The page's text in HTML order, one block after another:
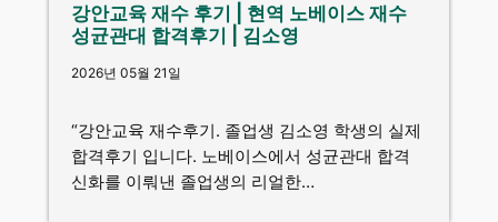
강안교육 재수 후기 | 현역 노베이스 재수
성균관대 합격후기 | 김소영
2026년 05월 21일
“강안교육 재수후기. 졸업생 김소영 학생의 실제
합격후기 입니다. 노베이스에서 성균관대 합격
신화를 이뤄낸 졸업생의 리얼한…